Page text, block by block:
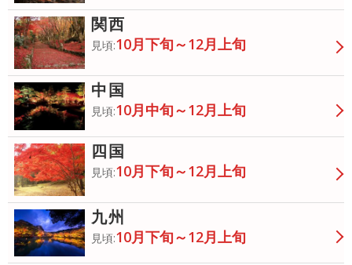
関西
見頃:10月下旬～12月上旬
中国
見頃:10月中旬～12月上旬
四国
見頃:10月下旬～12月上旬
九州
見頃:10月下旬～12月上旬